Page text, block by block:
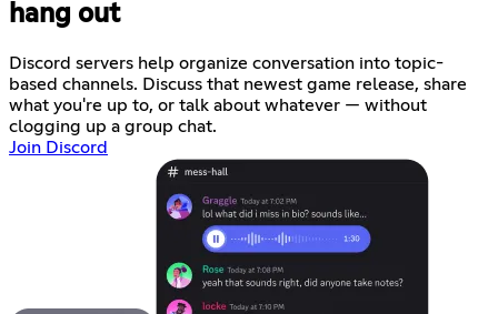
hang out
Discord servers help organize conversation into topic-
based channels. Discuss that newest game release, share
what you're up to, or talk about whatever — without
clogging up a group chat.
Join Discord